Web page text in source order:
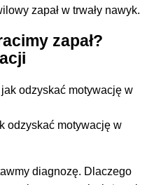
zapał w trwały nawyk.
zapał?
odzyskać motywację w
diagnozę. Dlaczego